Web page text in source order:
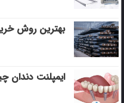
بهترین روش خرید
ایمپلنت دندان